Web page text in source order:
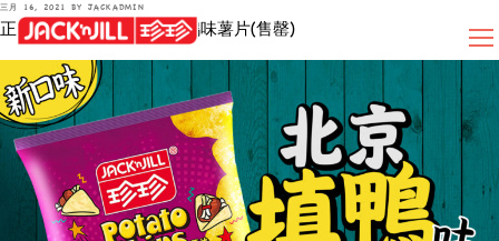
Skip
content
POSTED
ON
三月 16, 2021 BY JACKADMIN
正宗好味道：珍珍北京填鴨味薯片(售罄)